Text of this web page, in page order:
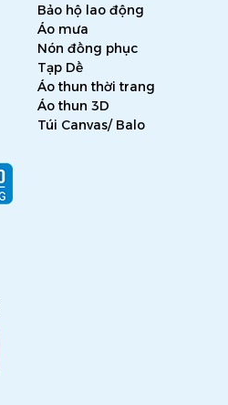
Bảo hộ lao động
Áo mưa
Nón đồng phục
Tạp Dề
Áo thun thời trang
Áo thun 3D
Túi Canvas/ Balo